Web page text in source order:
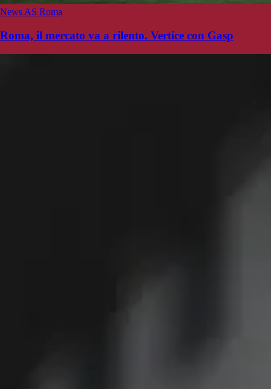
News AS Roma
Roma, il mercato va a rilento. Vertice con Gasp